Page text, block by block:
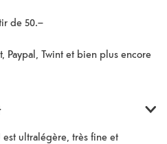
de 50.–
Paypal, Twint et bien plus encore
ultralégère, très fine et